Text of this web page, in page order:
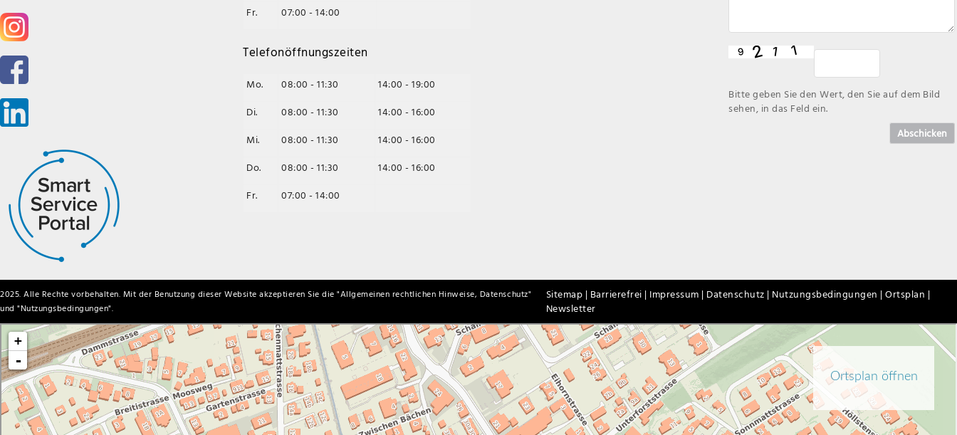
Fr.
07:00 - 14:00
Telefonöffnungszeiten
Mo. 08:00 - 11:30
14:00 - 19:00
Di.
08:00 - 11:30
14:00 - 16:00
Mi.
08:00 - 11:30
14:00 - 16:00
Do.
08:00 - 11:30
14:00 - 16:00
Fr.
07:00 - 14:00
Bitte geben Sie den Wert, den Sie auf dem Bild
sehen, in das Feld ein.
Abschicken
2025. Alle Rechte vorbehalten. Mit der Benutzung dieser Website akzeptieren Sie die "Allgemeinen rechtlichen Hinweise, Datenschutz"
und "Nutzungsbedingungen".
Sitemap | Barrierefrei | Impressum | Datenschutz | Nutzungsbedingungen |Ortsplan |
Newsletter